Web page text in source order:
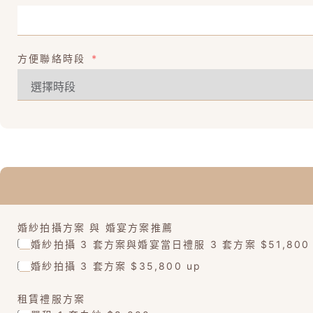
方便聯絡時段
婚紗拍攝方案 與 婚宴方案推薦
婚紗拍攝 3 套方案與婚宴當日禮服 3 套方案 $51,800
婚紗拍攝 3 套方案 $35,800 up
租賃禮服方案